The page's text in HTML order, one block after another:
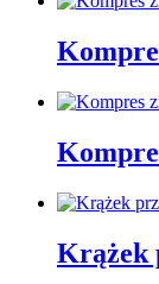
Krążek